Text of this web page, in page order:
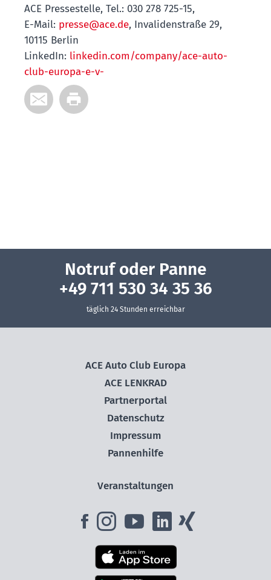
ACE Pressestelle, Tel.: 030 278 725-15,
E-Mail: presse@ace.de, Invalidenstraße 29,
10115 Berlin
LinkedIn: linkedin.com/company/ace-auto-
club-europa-e-v-
Notruf oder Panne
+49 711 530 34 35 36
täglich 24 Stunden erreichbar
ACE Auto Club Europa
ACE LENKRAD
Partnerportal
Datenschutz
Impressum
Pannenhilfe
Veranstaltungen